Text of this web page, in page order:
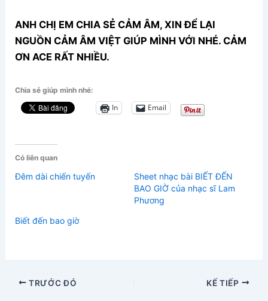
ANH CHỊ EM CHIA SẺ CẢM ÂM, XIN ĐỂ LẠI
NGUỒN CẢM ÂM VIỆT GIÚP MÌNH VỚI NHÉ. CẢM
ƠN ACE RẤT NHIỀU.
Chia sẻ giúp mình nhé:
In Email
Có liên quan
Đêm dài chiến tuyến
Sheet nhạc bài BIẾT ĐẾN
BAO GIỜ của nhạc sĩ Lam
Phương
Biết đến bao giờ
TRƯỚC ĐÓ KẾ TIẾP